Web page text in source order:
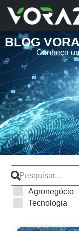
BLOG
Conheça
Agronegócio
Tecnologia